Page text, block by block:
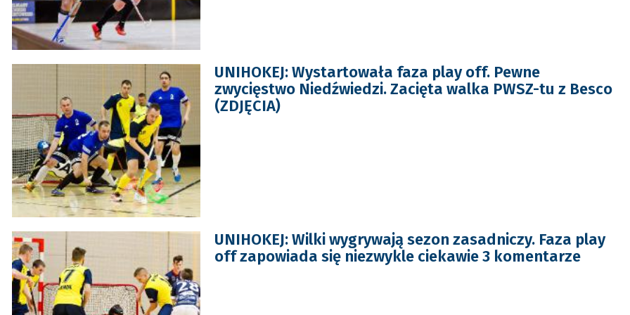
UNIHOKEJ: Wystartowała faza play off. Pewne
zwycięstwo Niedźwiedzi. Zacięta walka PWSZ-tu z Besco
(ZDJĘCIA)
UNIHOKEJ: Wilki wygrywają sezon zasadniczy. Faza play
off zapowiada się niezwykle ciekawie 3 komentarze